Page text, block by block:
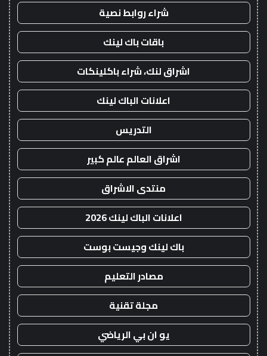
شراء روابط نصية
باقات باك لينك
اشراق لنك، شراء باكلينكات
اعلانات الباك لينك
التدريس
اشراق العالم عالم كبير
منتدى الاشراق
اعلانات الباك لينك 2026
باك لينك وجيست بوست
مصادر التعليم
مجلة تقنية
يو ان بي الرياضي